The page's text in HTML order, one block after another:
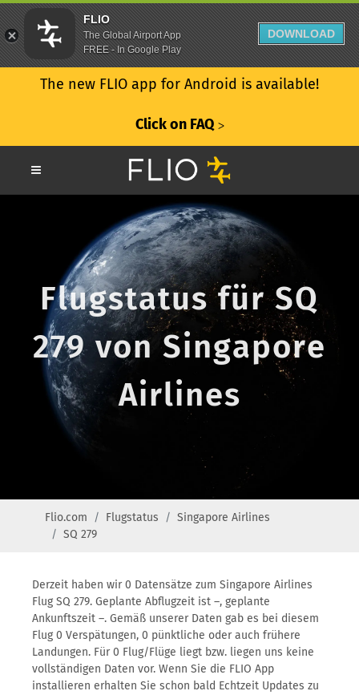
The new FLIO app for Android is available!
Click on FAQ ᐳ
Flugstatus für SQ
279 von Singapore
Airlines
Flio.com Flugstatus
Singapore Airlines
SQ 279
Derzeit haben wir 0 Datensätze zum Singapore Airlines
Flug SQ 279. Geplante Abflugzeit ist –, geplante
Ankunftszeit –. Gemäß unserer Daten gab es bei diesem
Flug 0 Verspätungen, 0 pünktliche oder auch frühere
Landungen. Für 0 Flug/Flüge liegt bzw. liegen uns keine
vollständigen Daten vor. Wenn Sie die FLIO App
installieren erhalten Sie schon bald Echtzeit Updates zu
FLIO
The Global Airport App
FREE - In Google Play
DOWNLOAD